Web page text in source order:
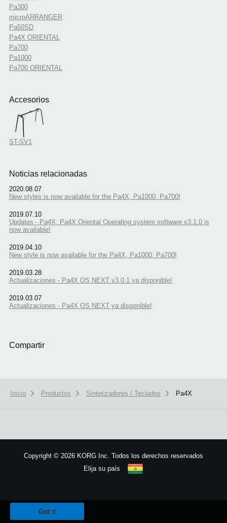
Pa300
microARRANGER
Pa50SD
Pa4X ORIENTAL
Pa700
Pa1000
Pa700 ORIENTAL
Accesorios
ST-SV1
Noticias relacionadas
2020.08.07
New styles is now available for the Pa4X, Pa1000, Pa700!
2019.07.10
Updates - Pa4X, Pa4X Oriental Operating system software v3.1.0 is
now available!
2019.04.10
New style is now available for the Pa4X, Pa1000, Pa700!
2019.03.28
Actualizaciones - Pa4X OS NEXT v3.0.1 ya disponible!
2019.03.07
Actualizaciones - Pa4X OS NEXT ya disponible!
Compartir
Inicio Productos Sintetizadores / Teclados Pa4X
Copyright © 2026 KORG Inc. Todos los derechos reservados
Elija su país
Got it